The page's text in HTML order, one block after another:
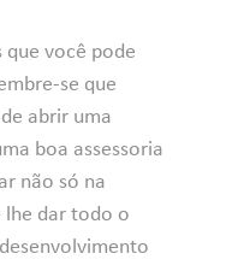
que você pode
se que
abrir uma
boa assessoria
não só na
lhe dar todo o